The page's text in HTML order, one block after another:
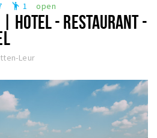
emoji_people 1 open
HOTEL - RESTAURANT -
Leur